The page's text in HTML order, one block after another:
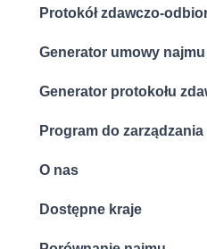
Protokół zdawczo-
Generator umowy najmu
Generator protokołu
Program do
O nas
Dostępne kraje